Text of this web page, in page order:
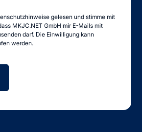
gelesen und stimme mit
MKJC.NET GmbH mir E-Mails mit
darf. Die Einwilligung kann
werden.